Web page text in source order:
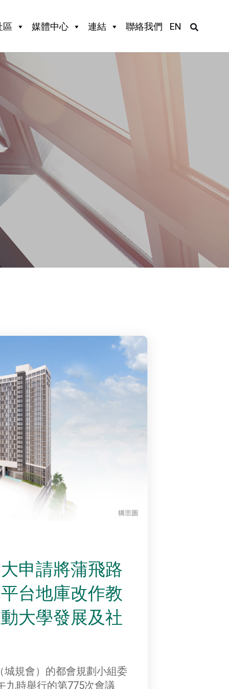
區 媒體中心 連結 聯絡我們 EN
申請將蒲飛路
台地庫改作教
大學發展及社
規會）的都會規劃小組委
九時舉行的第775次會議